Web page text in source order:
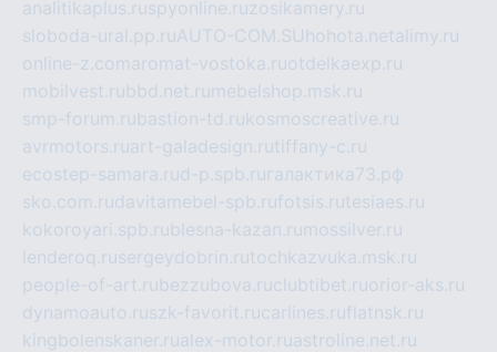
analitikaplus.ruspyonline.ruzosikamery.ru
sloboda-ural.pp.ruAUTO-COM.SU hohota.net alimy.ru
online-z.comaromat-vostoka.ruotdelkaexp.ru
mobilvest.rubbd.net.ru mebelshop.msk.ru
smp-forum.rubastion-td.rukosmoscreative.ru
avrmotors.ruart-galadesign.rutiffany-c.ru
ecostep-samara.rud-p.spb.ru галактика73.рф
sko.com.rudavitamebel-spb.rufotsis.rutesiaes.ru
kokoroyari.spb.rublesna-kazan.ru mossilver.ru
lenderoq.rusergeydobrin.rutochkazvuka.msk.ru
people-of-art.rubezzubova.ruclubtibet.ruorior-aks.ru
dynamoauto.ruszk-favorit.rucarlines.ruflatnsk.ru
kingbolenskaner.rualex-motor.ruastroline.net.ru